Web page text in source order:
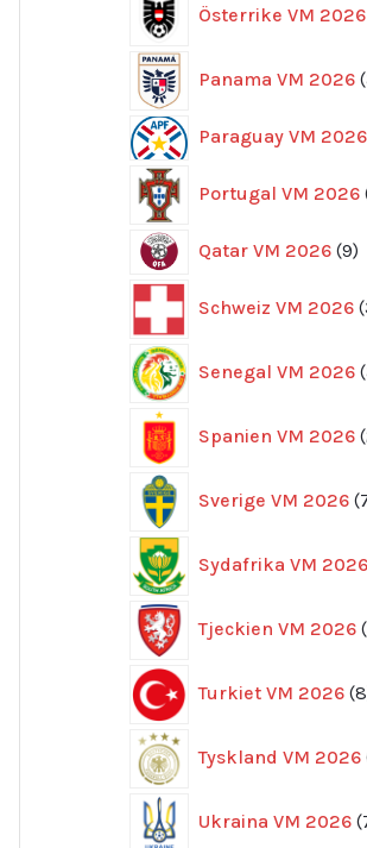
Österrike VM 2026
Panama VM 2026
Paraguay VM 2026
Portugal VM 2026
Qatar VM 2026 99
Schweiz VM 2026
Senegal VM 2026
Spanien VM 2026
Sverige VM 2026
Sydafrika VM 2026
Tjeckien VM 2026
Turkiet VM 2026 8
Tyskland VM 2026
Ukraina VM 2026